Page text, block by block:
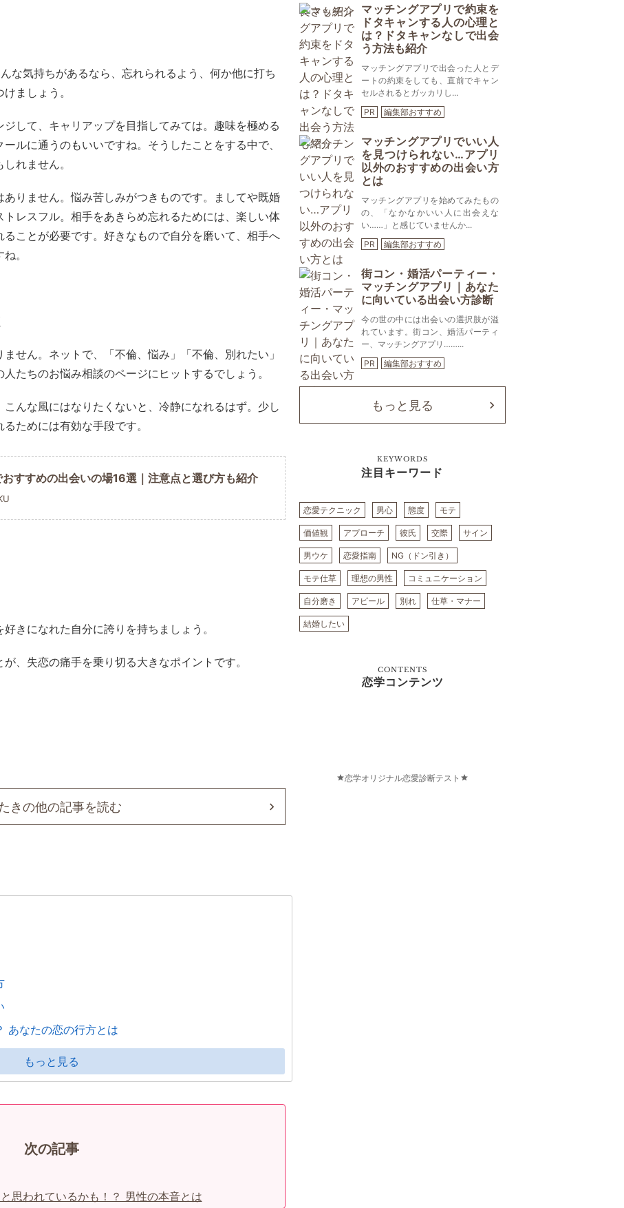
な気持ちがあるなら、忘れられるよう、何か他に打ち
ましょう。
して、キャリアップを目指してみては。趣味を極める
ルに通うのもいいですね。そうしたことをする中で、
れません。
りません。悩み苦しみがつきものです。ましてや既婚
レスフル。相手をあきらめ忘れるためには、楽しい体
ことが必要です。好きなもので自分を磨いて、相手へ
。
せん。ネットで、「不倫、悩み」「不倫、別れたい」
たちのお悩み相談のページにヒットするでしょう。
んな風にはなりたくないと、冷静になれるはず。少し
ためには有効な手段です。
すすめの出会いの場16選｜注意点と選び方も紹介
きになれた自分に誇りを持ちましょう。
、失恋の痛手を乗り切る大きなポイントです。
きの他の記事を読む
あなたの恋の行方とは
もっと見る
次の記事
と思われているかも！？ 男性の本音とは
マッチングアプリで約束を
ドタキャンする人の心理と
は？ドタキャンなしで出会
う方法も紹介
マッチングアプリで出会った人とデ
ートの約束をしても、直前でキャン
セルされるとガッカリし...
PR
編集部おすすめ
マッチングアプリでいい人
を見つけられない…アプリ
以外のおすすめの出会い方
とは
マッチングアプリを始めてみたもの
の、「なかなかいい人に出会えな
い……」と感じていませんか...
PR
編集部おすすめ
街コン・婚活パーティー・
マッチングアプリ｜あなた
に向いている出会い方診断
今の世の中には出会いの選択肢が溢
れています。街コン、婚活パーティ
ー、マッチングアプリ……...
PR
編集部おすすめ
もっと見る
KEYWORDS
注目キーワード
恋愛テクニック 男心 態度 モテ
価値観 アプローチ 彼氏 交際 サイン
男ウケ 恋愛指南 NG（ドン引き）
モテ仕草 理想の男性 コミュニケーション
自分磨き アピール 別れ 仕草・マナー
結婚したい
CONTENTS
恋学コンテンツ
恋学オリジナル恋愛診断テスト